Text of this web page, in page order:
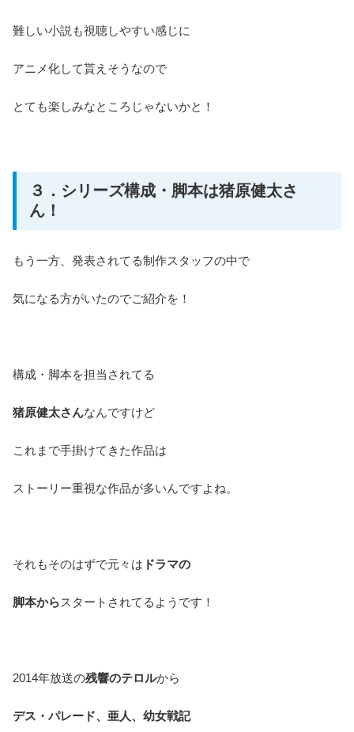
難しい小説も視聴しやすい感じに
アニメ化して貰えそうなので
とても楽しみなところじゃないかと！
３．シリーズ構成・脚本は猪原健太さ
ん！
もう一方、発表されてる制作スタッフの中で
気になる方がいたのでご紹介を！
構成・脚本を担当されてる
猪原健太さんなんですけど
これまで手掛けてきた作品は
ストーリー重視な作品が多いんですよね。
それもそのはずで元々は ドラマの
脚本からスタートされてるようです！
2014年放送の残響のテロルから
デス・パレード、亜人、幼女戦記